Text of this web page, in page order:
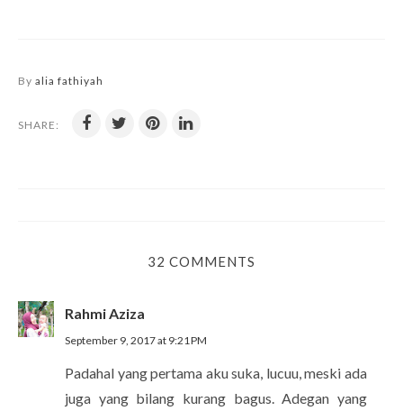
By alia fathiyah
SHARE:
32 COMMENTS
Rahmi Aziza
September 9, 2017 at 9:21 PM
Padahal yang pertama aku suka, lucuu, meski ada
juga yang bilang kurang bagus. Adegan yang